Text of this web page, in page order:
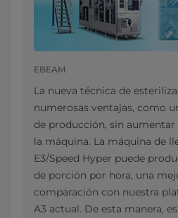
EBEAM
La nueva técnica de
numerosas ventajas, como
de producción, sin aumentar
la máquina. La máquina de
E3/Speed Hyper puede
de porción por hora, una
comparación con nuestra
A3 actual. De esta manera,